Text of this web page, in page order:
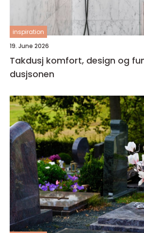
inspiration
19. June 2026
Takdusj komfort, design og funksjon i
dusjsonen